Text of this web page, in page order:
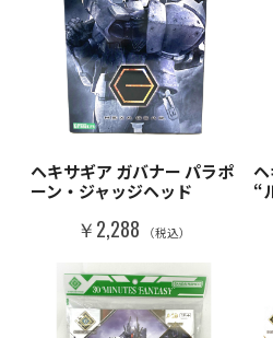
ヘキサギア ガバナー パラポ
ーン・ジャッジヘッド
￥2,288 （税込）
“